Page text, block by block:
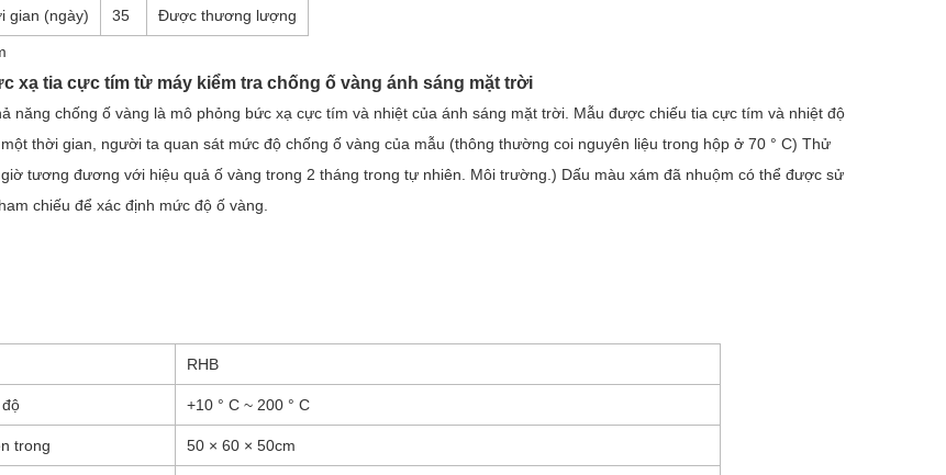
gian (ngày) 35 Được thương lượng
xạ tia cực tím từ máy kiểm tra chống ố vàng ánh sáng mặt trời
năng chống ố vàng là mô phỏng bức xạ cực tím và nhiệt của ánh sáng mặt trời. Mẫu được chiếu tia cực tím và nhiệt độ
thời gian, người ta quan sát mức độ chống ố vàng của mẫu (thông thường coi nguyên liệu trong hộp ở 70 ° C) Thử
tương đương với hiệu quả ố vàng trong 2 tháng trong tự nhiên. Môi trường.) Dấu màu xám đã nhuộm có thể được sử
chiếu để xác định mức độ ố vàng.
RHB
+10 ° C ~ 200 ° C
trong 50 × 60 × 50cm